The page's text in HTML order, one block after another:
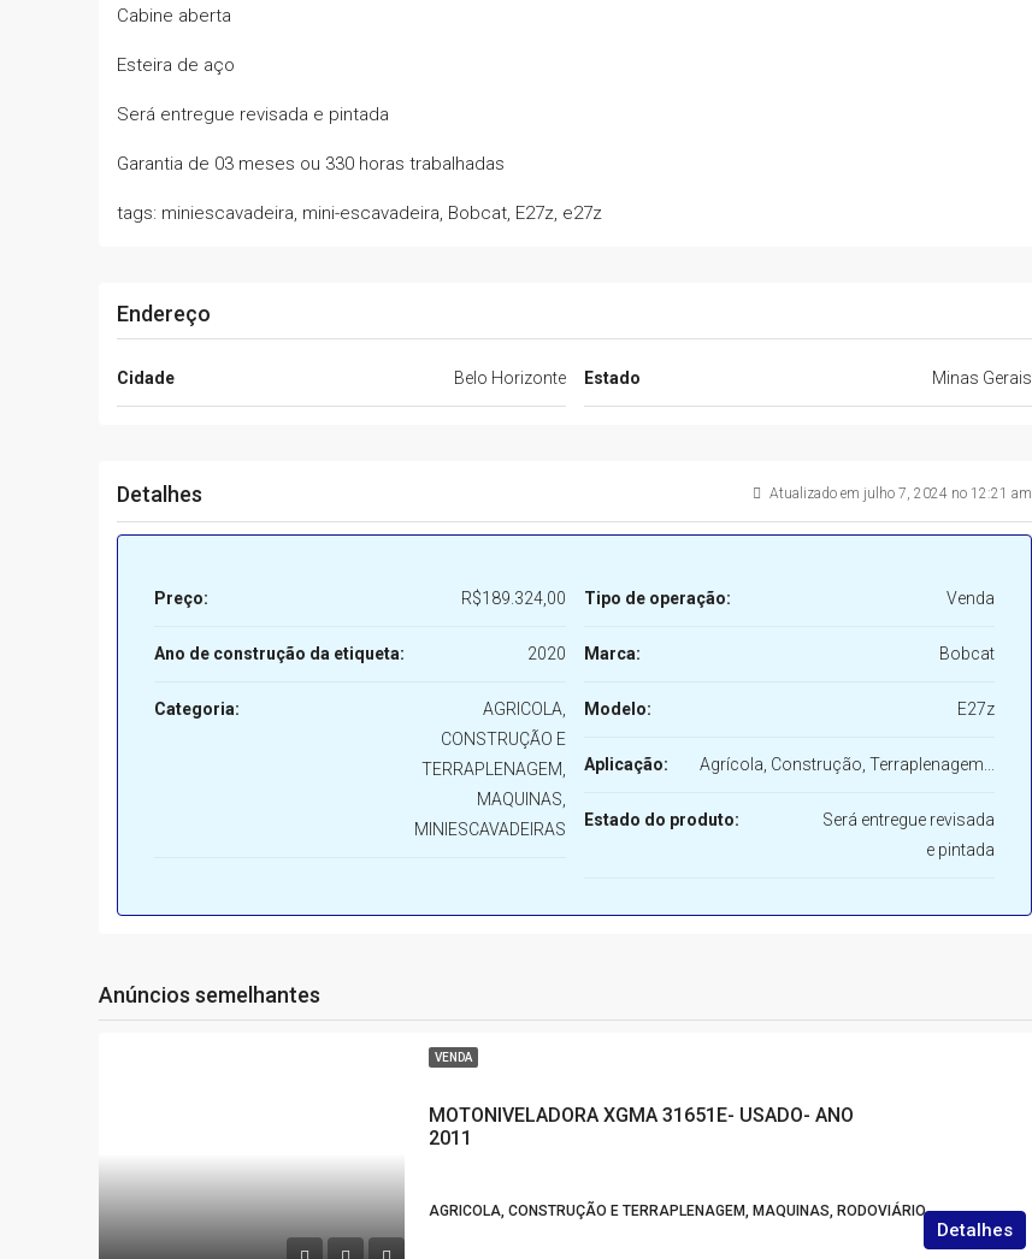
Cabine aberta
Esteira de aço
Será entregue revisada e pintada
Garantia de 03 meses ou 330 horas trabalhadas
tags: miniescavadeira, mini-escavadeira, Bobcat, E27z, e27z
Endereço
Cidade Belo Horizonte Estado Minas Gerais
Detalhes Atualizado em julho 7, 2024 no 12:21 am
Preço: R$189.324,00
Ano de construção da etiqueta: 2020
Categoria:
AGRICOLA,
CONSTRUÇÃO E
TERRAPLENAGEM,
MAQUINAS,
MINIESCAVADEIRAS
Tipo de operação: Venda
Marca: Bobcat
Modelo: E27z
Aplicação: Agrícola, Construção, Terraplenagem...
Estado do produto:
Será entregue revisada
e pintada
Anúncios semelhantes
VENDA
MOTONIVELADORA XGMA 31651E- USADO- ANO
2011
AGRICOLA, CONSTRUÇÃO E TERRAPLENAGEM, MAQUINAS, RODOVIÁRIO
Detalhes